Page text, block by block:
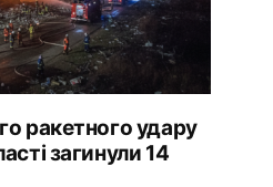
ракетного удару
загинули 14